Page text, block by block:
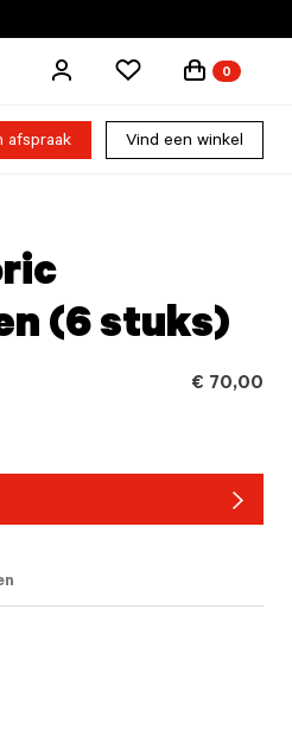
0
afspraak Vind een winkel
(6 stuks)
€ 70,00
Arrow